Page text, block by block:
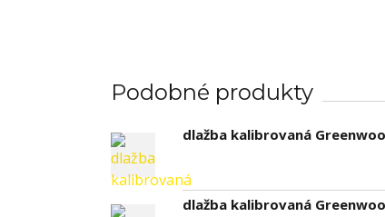
Podobné produkty
dlažba kalibrovaná
dlažba kalibrovaná